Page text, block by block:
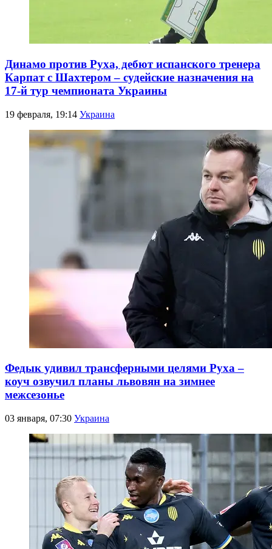
Динамо против Руха, дебют испанского тренера
Карпат с Шахтером – судейские назначения на
17-й тур чемпионата Украины
19 февраля, 19:14 Украина
Федык удивил трансферными целями Руха –
коуч озвучил планы львовян на зимнее
межсезонье
03 января, 07:30 Украина